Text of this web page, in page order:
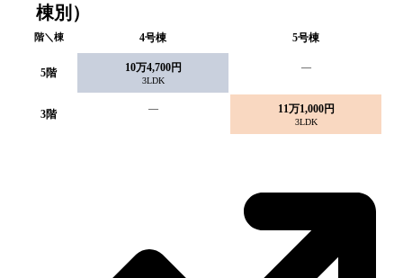
棟別）
階＼棟 4号棟 5号棟
5階 10万4,700円
3LDK
—
3階 — 11万1,000円
3LDK